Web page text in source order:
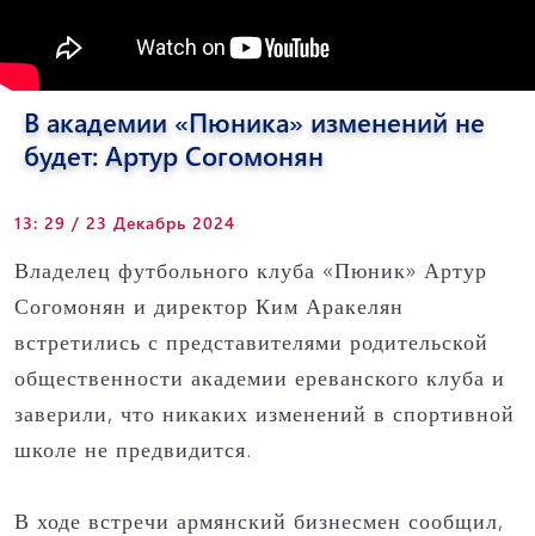
В академии «Пюника» изменений не
будет: Артур Согомонян
13: 29 / 23 Декабрь 2024
Владелец футбольного клуба «Пюник» Артур
Согомонян и директор Ким Аракелян
встретились с представителями родительской
общественности академии ереванского клуба и
заверили, что никаких изменений в спортивной
школе не предвидится.
В ходе встречи армянский бизнесмен сообщил,